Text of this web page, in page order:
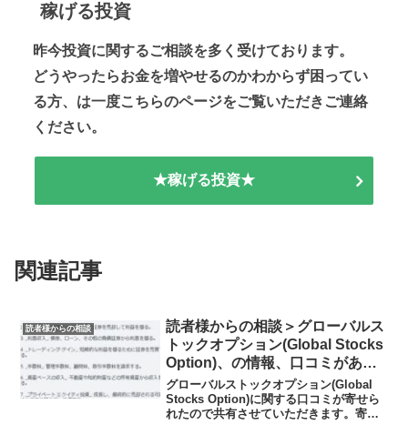
稼げる投資
昨今投資に関するご相談を多く受けております。
どうやったらお金を増やせるのかわからず困ってい
る方、は一度こちらのページをご覧いただきご連絡
ください。
★稼げる投資★
関連記事
読者様からの相談
読者様からの相談＞グローバルス
トックオプション(Global Stocks
Option)、の情報、口コミがあり
ました、仮想通貨の取引所からの
送金は注意してください
グローバルストックオプション(Global
Stocks Option)に関する口コミが寄せら
れたので共有させていただきます。寄せ